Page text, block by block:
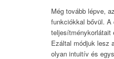
Még tovább lépve,
funkciókkal bővül. A
teljesítménykorlátait
Ezáltal módjuk lesz
olyan intuitív és